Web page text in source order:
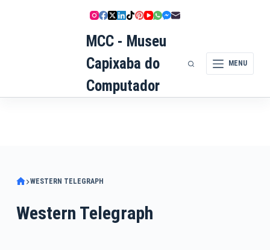
MCC - Museu
Capixaba do
Computador
MENU
WESTERN TELEGRAPH
Western Telegraph